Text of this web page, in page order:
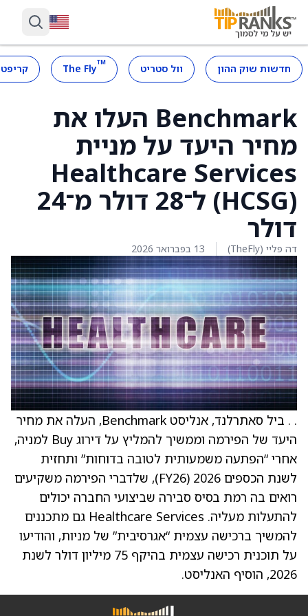
חדשות שוק ההון וול סטריט ™
The Fly
Benchmark העלו את
מחיר היעד על מניית
Healthcare Services
‏(HCSG) ל־28 דולר מ־24
דולר
דה פליי (TheFly) 13 בפברואר 2026
. . ביל סאתרלנד, אנליסט Benchmark, העלה את מחיר
היעד של הפירמה וממשיך להמליץ על דירוג Buy למניה,
אחרי “הפתעה משמעותית לטובה בדוחות” ותחזית
לשנת הכספים 2026 (FY26), שלדברי הפירמה משקיעים
רואים בה רמת בסיס סבירה שביצועי החברה יכולים
להתעלות מעליה. Healthcare Services גם מתכננים
להמשיך ברכישה עצמית “אגרסיבית” של מניות, והודיעו
על תוכנית רכישה עצמית בהיקף 75 מיליון דולר לשנת
2026, הוסיף האנליסט.